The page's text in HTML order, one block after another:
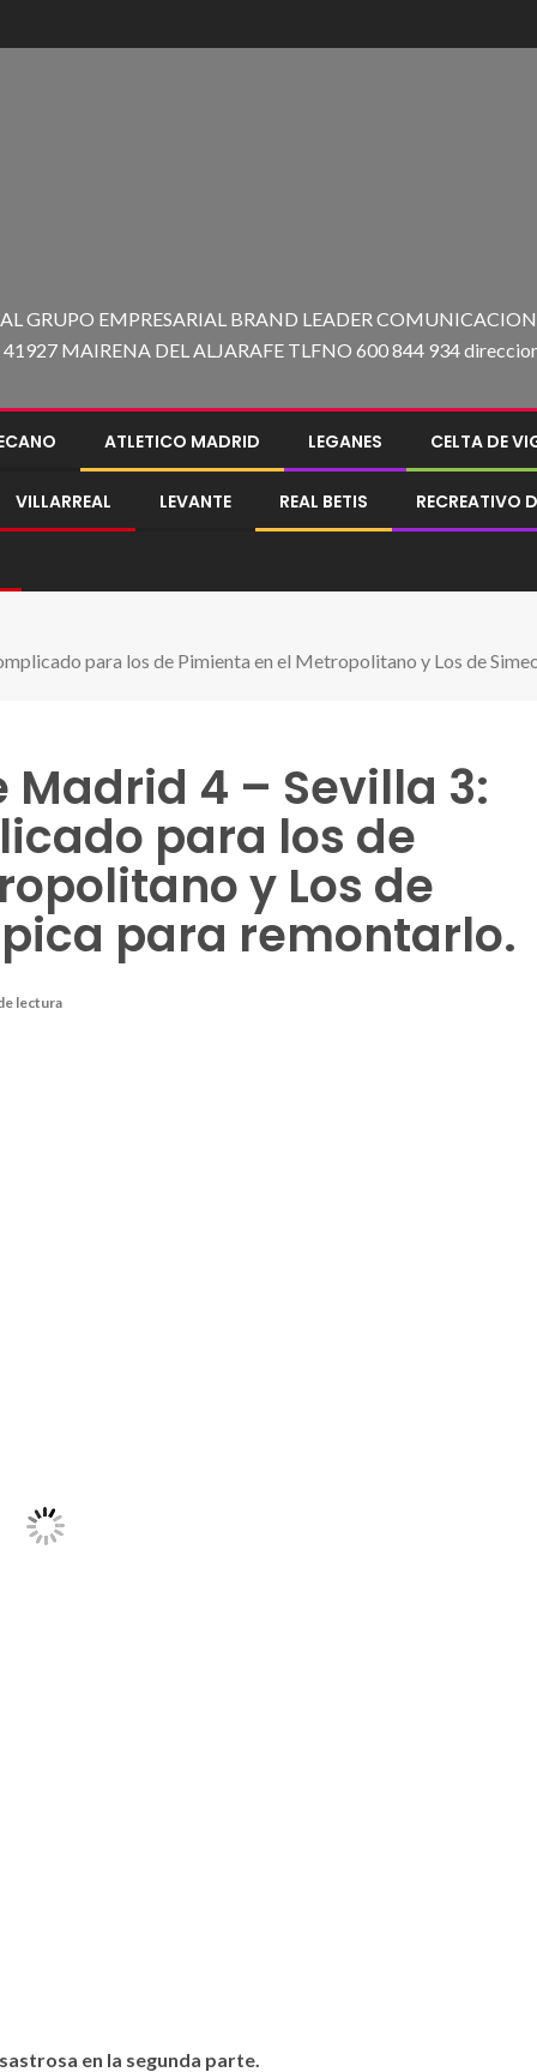
GRUPO EMPRESARIAL BRAND LEADER
MAIRENA DEL ALJARAFE TLFNO 600 844 934
ATLETICO MADRID LEGANES CELTA DE
VILLARREAL LEVANTE REAL BETIS RECREATIVO
para los de Pimienta en el Metropolitano y Los de
4 – Sevilla 3:
para los de
y Los de
para remontarlo.
lectura
en la segunda parte.